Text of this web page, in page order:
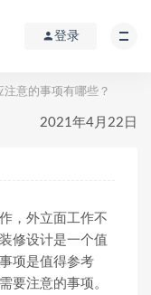
登录
注意的事项有哪些？
2021年4月22日
，外立面工作不
修设计是一个值
项是值得参考
要注意的事项。